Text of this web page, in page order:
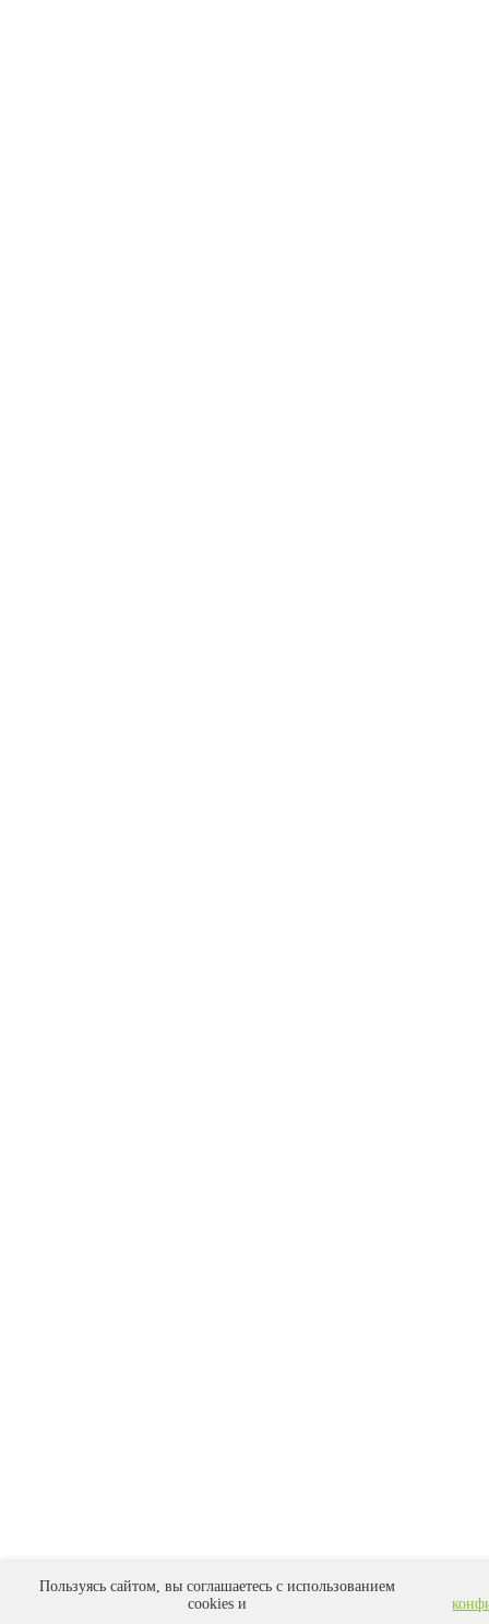
Пользуясь сайтом, вы соглашаетесь с использованием
cookies и